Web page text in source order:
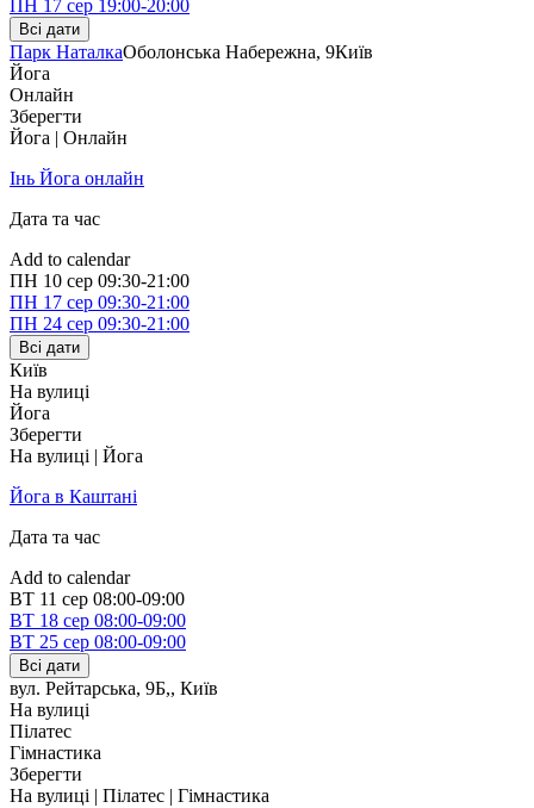
ПН 17 сер 19:00-20:00
Всі дати
Парк НаталкаОболонська Набережна, 9Київ
Йога
Онлайн
Зберегти
Йога | Онлайн
Інь Йога онлайн
Дата та час
Add to calendar
ПН 10 сер 09:30-21:00
ПН 17 сер 09:30-21:00
ПН 24 сер 09:30-21:00
Всі дати
Київ
На вулиці
Йога
Зберегти
На вулиці | Йога
Йога в Каштані
Дата та час
Add to calendar
ВТ 11 сер 08:00-09:00
ВТ 18 сер 08:00-09:00
ВТ 25 сер 08:00-09:00
Всі дати
вул. Рейтарська, 9Б,, Київ
На вулиці
Пілатес
Гімнастика
Зберегти
На вулиці | Пілатес | Гімнастика